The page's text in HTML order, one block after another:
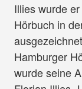
Illies wurde
Hörbuch in
Hamburger
wurde seine